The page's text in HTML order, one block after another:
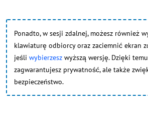
Ponadto, w sesji zdalnej, możesz również
klawiaturę odbiorcy oraz zaciemnić ekran
jeśli wybierzesz wyższą wersję. Dzięki
zagwarantujesz prywatność, ale także
bezpieczeństwo.